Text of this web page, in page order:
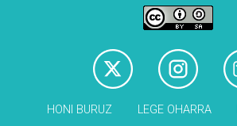
HONI BURUZ LEGE OHARRA